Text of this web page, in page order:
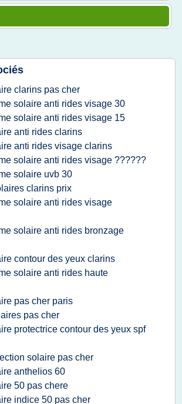
clarins pas cher
solaire anti rides visage 30
solaire anti rides visage 15
anti rides clarins
anti rides visage clarins
solaire anti rides visage ??????
solaire uvb 30
clarins prix
solaire anti rides visage
solaire anti rides bronzage
contour des yeux clarins
solaire anti rides haute
pas cher paris
pas cher
protectrice contour des yeux spf
solaire pas cher
anthelios 60
50 pas chere
indice 50 pas cher